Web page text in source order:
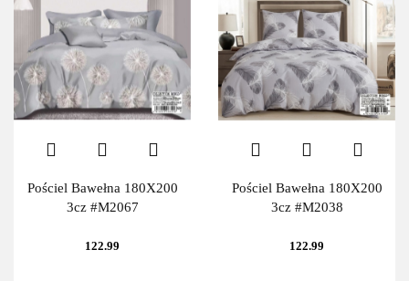
Pościel Bawełna 180X200
3cz #M2067
122.99
Pościel Bawełna 180X200
3cz #M2038
122.99